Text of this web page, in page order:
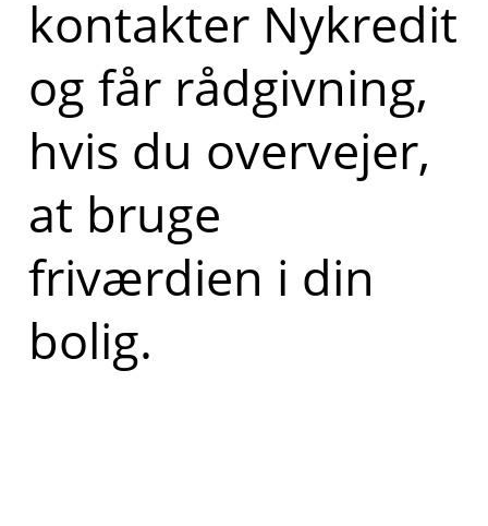
kontakter Nykredit
og får rådgivning,
hvis du overvejer,
at bruge
friværdien i din
bolig.